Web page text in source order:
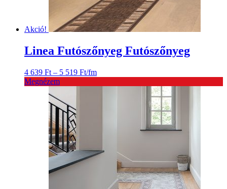
Akció!
Linea Futószőnyeg Futószőnyeg
4 639 Ft – 5 519 FtÁrtartomány:
/fm
Megnézem